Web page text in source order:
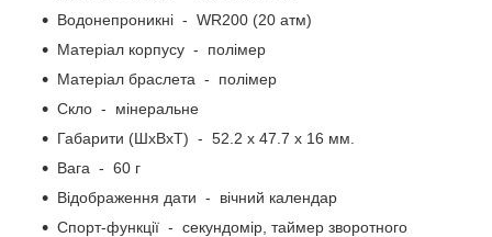
Водонепроникні - WR200 (20 атм)
Матеріал корпусу - полімер
Матеріал браслета - полімер
Скло - мінеральне
Габарити (ШхВхТ) - 52.2 x 47.7 x 16 мм.
Вага - 60 г
Відображення дати - вічний календар
Спорт-функції - секундомір, таймер зворотного